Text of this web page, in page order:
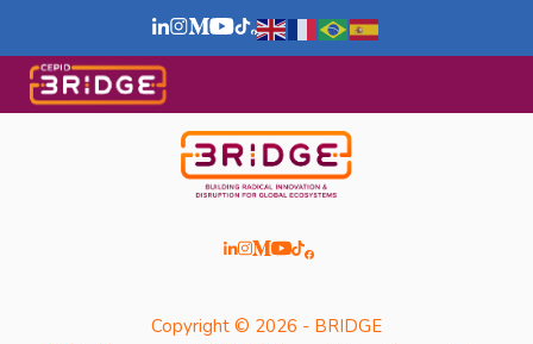
Copyright © 2026 - BRIDGE